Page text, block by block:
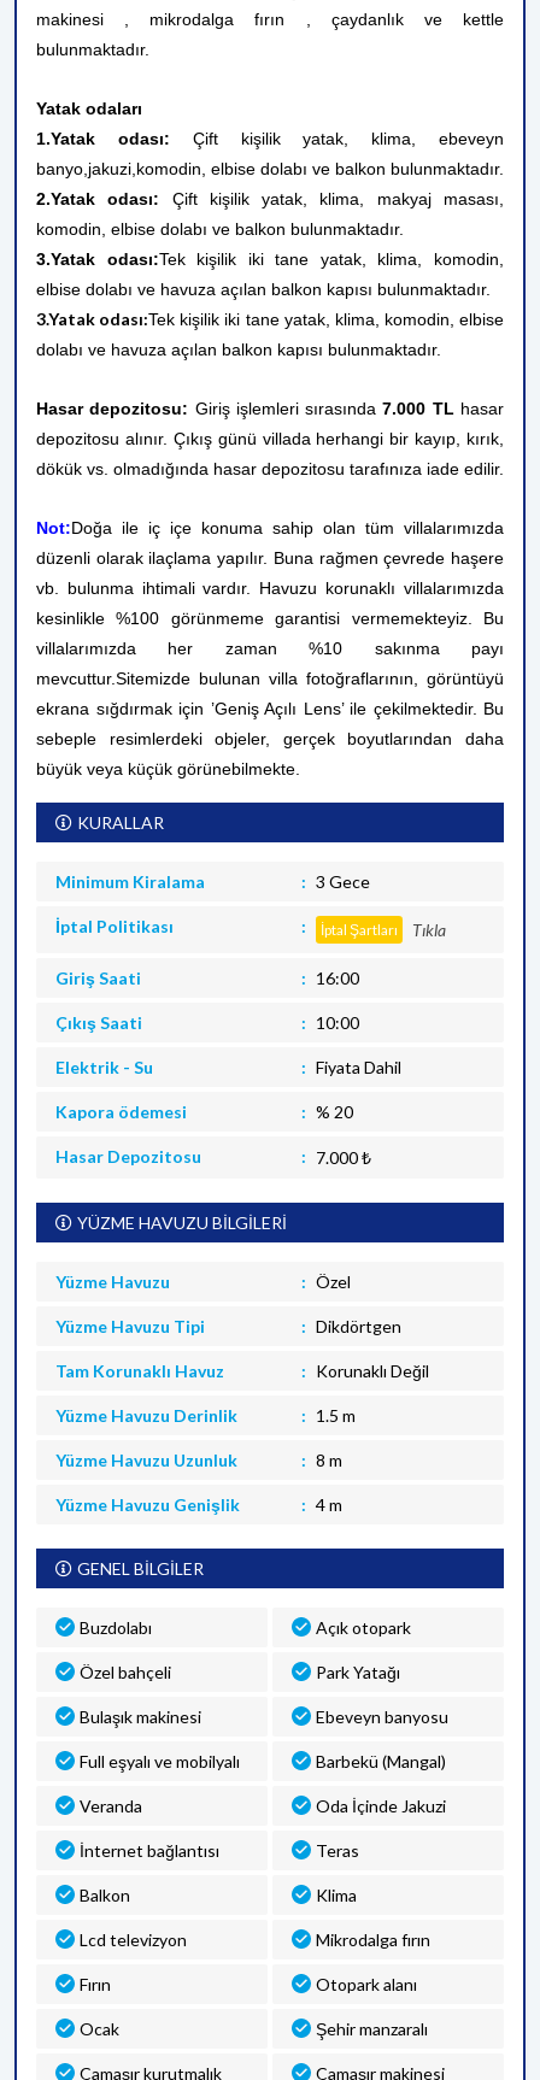
makinesi , mikrodalga fırın , çaydanlık ve kettle
bulunmaktadır.
Yatak odaları
1.Yatak odası: Çift kişilik yatak, klima, ebeveyn
banyo, jakuzi, komodin, elbise dolabı ve balkon bulunmaktadır.
2.Yatak odası: Çift kişilik yatak, klima, makyaj masası,
komodin, elbise dolabı ve balkon bulunmaktadır.
3.Yatak odası:Tek kişilik iki tane yatak, klima, komodin,
elbise dolabı ve havuza açılan balkon kapısı bulunmaktadır.
3.Yatak odası:Tek kişilik iki tane yatak, klima, komodin, elbise
dolabı ve havuza açılan balkon kapısı bulunmaktadır.
Hasar depozitosu: Giriş işlemleri sırasında7.000 TL hasar
depozitosu alınır. Çıkış günü villada herhangi bir kayıp, kırık,
dökük vs. olmadığında hasar depozitosu tarafınıza iade edilir.
Not:Doğa ile iç içe konuma sahip olan tüm villalarımızda
düzenli olarak ilaçlama yapılır. Buna rağmen çevrede haşere
vb. bulunma ihtimali vardır. Havuzu korunaklı villalarımızda
kesinlikle %100 görünmeme garantisi vermemekteyiz. Bu
villalarımızda her zaman %10 sakınma payı
mevcuttur.Sitemizde bulunan villa fotoğraflarının, görüntüyü
ekrana sığdırmak için ’Geniş Açılı Lens’ ile çekilmektedir. Bu
sebeple resimlerdeki objeler, gerçek boyutlarından daha
büyük veya küçük görünebilmekte.
KURALLAR
Minimum Kiralama 3 Gece
İptal Politikası İptal Şartları Tıkla
Giriş Saati 16:00
Çıkış Saati 10:00
Elektrik - Su Fiyata Dahil
Kapora ödemesi % 20
Hasar Depozitosu 7.000 ₺
YÜZME HAVUZU BİLGİLERİ
Yüzme Havuzu Özel
Yüzme Havuzu Tipi Dikdörtgen
Tam Korunaklı Havuz Korunaklı Değil
Yüzme Havuzu Derinlik 1.5 m
Yüzme Havuzu Uzunluk 8 m
Yüzme Havuzu Genişlik 4 m
GENEL BİLGİLER
Buzdolabı Açık otopark
Özel bahçeli Park Yatağı
Bulaşık makinesi Ebeveyn banyosu
Full eşyalı ve mobilyalı Barbekü (Mangal)
Veranda Oda İçinde Jakuzi
İnternet bağlantısı Teras
Balkon Klima
Lcd televizyon Mikrodalga fırın
Fırın Otopark alanı
Ocak Şehir manzaralı
Çamaşır kurutmalık Çamaşır makinesi